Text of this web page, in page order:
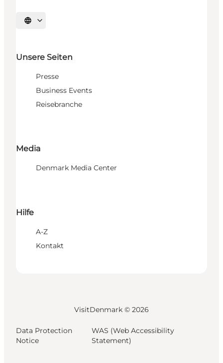
Sprache auswählen
Unsere Seiten
Presse
Business Events
Reisebranche
Media
Denmark Media Center
Hilfe
A-Z
Kontakt
VisitDenmark © 2026
Data Protection
Notice
WAS (Web Accessibility
Statement)